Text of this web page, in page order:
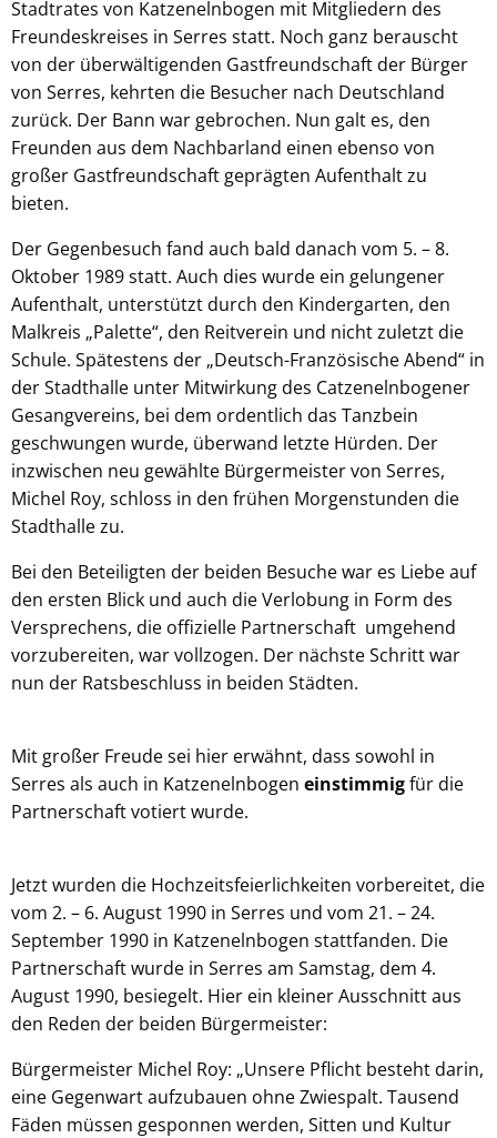
Stadtrates von Katzenelnbogen mit Mitgliedern des
Freundeskreises in Serres statt. Noch ganz berauscht
von der überwältigenden Gastfreundschaft der Bürger
von Serres, kehrten die Besucher nach Deutschland
zurück. Der Bann war gebrochen. Nun galt es, den
Freunden aus dem Nachbarland einen ebenso von
großer Gastfreundschaft geprägten Aufenthalt zu
bieten.
Der Gegenbesuch fand auch bald danach vom 5. – 8.
Oktober 1989 statt. Auch dies wurde ein gelungener
Aufenthalt, unterstützt durch den Kindergarten, den
Malkreis „Palette“, den Reitverein und nicht zuletzt die
Schule. Spätestens der „Deutsch-Französische Abend“ in
der Stadthalle unter Mitwirkung des Catzenelnbogener
Gesangvereins, bei dem ordentlich das Tanzbein
geschwungen wurde, überwand letzte Hürden. Der
inzwischen neu gewählte Bürgermeister von Serres,
Michel Roy, schloss in den frühen Morgenstunden die
Stadthalle zu.
Bei den Beteiligten der beiden Besuche war es Liebe auf
den ersten Blick und auch die Verlobung in Form des
Versprechens, die offizielle Partnerschaft umgehend
vorzubereiten, war vollzogen. Der nächste Schritt war
nun der Ratsbeschluss in beiden Städten.
Mit großer Freude sei hier erwähnt, dass sowohl in
Serres als auch in Katzenelnbogen einstimmigfür die
Partnerschaft votiert wurde.
Jetzt wurden die Hochzeitsfeierlichkeiten vorbereitet, die
vom 2. – 6. August 1990 in Serres und vom 21. – 24.
September 1990 in Katzenelnbogen stattfanden. Die
Partnerschaft wurde in Serres am Samstag, dem 4.
August 1990, besiegelt. Hier ein kleiner Ausschnitt aus
den Reden der beiden Bürgermeister:
Bürgermeister Michel Roy: „Unsere Pflicht besteht darin,
eine Gegenwart aufzubauen ohne Zwiespalt. Tausend
Fäden müssen gesponnen werden, Sitten und Kultur